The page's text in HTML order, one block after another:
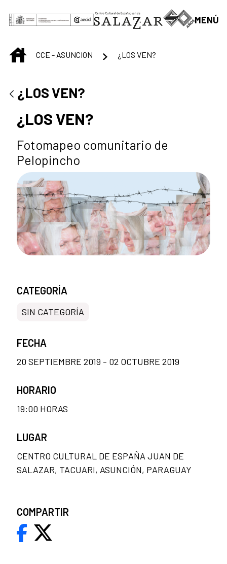
Saltar al contenido principal
MENÚ
INICIOCCE - ASUNCION ¿LOS VEN?
¿LOS VEN?
¿LOS VEN?
Fotomapeo comunitario de
Pelopincho
CATEGORÍA
SIN CATEGORÍA
FECHA
20 SEPTIEMBRE 2019 - 02 OCTUBRE 2019
HORARIO
19:00 HORAS
LUGAR
CENTRO CULTURAL DE ESPAÑA JUAN DE
SALAZAR, TACUARI, ASUNCIÓN, PARAGUAY
COMPARTIR